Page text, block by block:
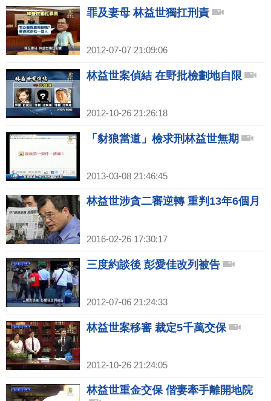
罪及妻母 林益世獨扛刑責
2012-07-07 21:09:06
林益世案偵結 在野批檢劃地自限
2012-10-26 21:26:18
「豺狼當道」檢求刑林益世無期
2013-03-08 21:46:45
林益世涉貪二審逆轉 重判13年6個月
2016-02-26 17:30:17
三度約談後 彭愛佳改列被告
2012-07-06 21:24:33
林益世案移審 裁定5千萬交保
2012-10-26 21:24:05
林益世重金交保 偕妻牽手離開地院